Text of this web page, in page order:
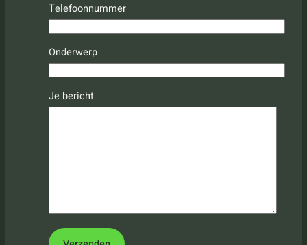
Telefoonnummer
Onderwerp
Je bericht